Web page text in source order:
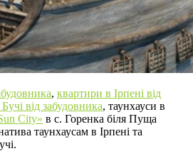
, квартири в Ірпені від
від забудовника, таунхауси в
City» в с. Горенка біля Пуща
таунхаусам в Ірпені та